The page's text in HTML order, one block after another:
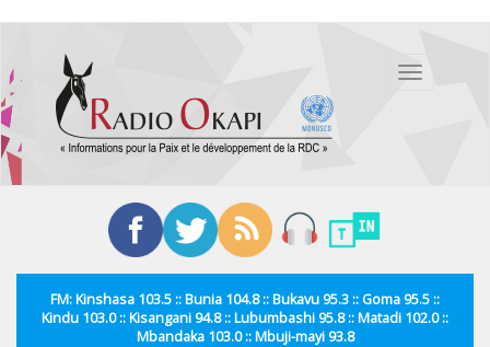
contenu
principal
Toggle
FM: Kinshasa 103.5 :: Bunia 104.8 :: Bukavu 95.3 :: Goma 95.5 ::
Kindu 103.0 :: Kisangani 94.8 :: Lubumbashi 95.8 :: Matadi 102.0 ::
Mbandaka 103.0 :: Mbuji-mayi 93.8